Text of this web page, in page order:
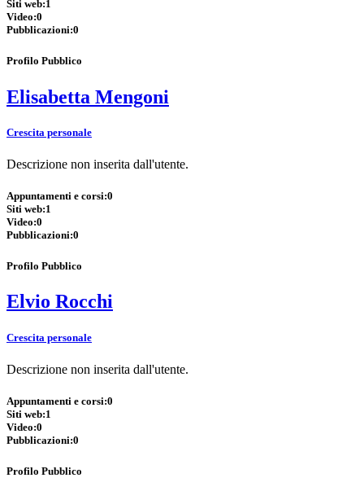
Siti web:1
Video:0
Pubblicazioni:0
Profilo Pubblico
Elisabetta Mengoni
Crescita personale
Descrizione non inserita dall'utente.
Appuntamenti e corsi:0
Siti web:1
Video:0
Pubblicazioni:0
Profilo Pubblico
Elvio Rocchi
Crescita personale
Descrizione non inserita dall'utente.
Appuntamenti e corsi:0
Siti web:1
Video:0
Pubblicazioni:0
Profilo Pubblico